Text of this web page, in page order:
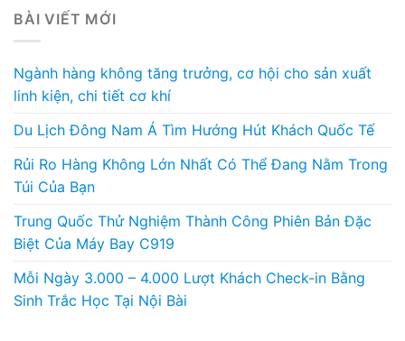
BÀI VIẾT MỚI
Ngành hàng không tăng trưởng, cơ hội cho sản xuất
linh kiện, chi tiết cơ khí
Du Lịch Đông Nam Á Tìm Hướng Hút Khách Quốc Tế
Rủi Ro Hàng Không Lớn Nhất Có Thể Đang Nằm Trong
Túi Của Bạn
Trung Quốc Thử Nghiệm Thành Công Phiên Bản Đặc
Biệt Của Máy Bay C919
Mỗi Ngày 3.000 – 4.000 Lượt Khách Check-in Bằng
Sinh Trắc Học Tại Nội Bài